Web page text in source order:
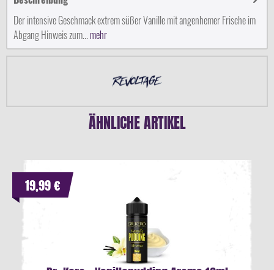
Der intensive Geschmack extrem süßer Vanille mit angenhemer Frische im
Abgang Hinweis zum...mehr
ÄHNLICHE ARTIKEL
19,99 €